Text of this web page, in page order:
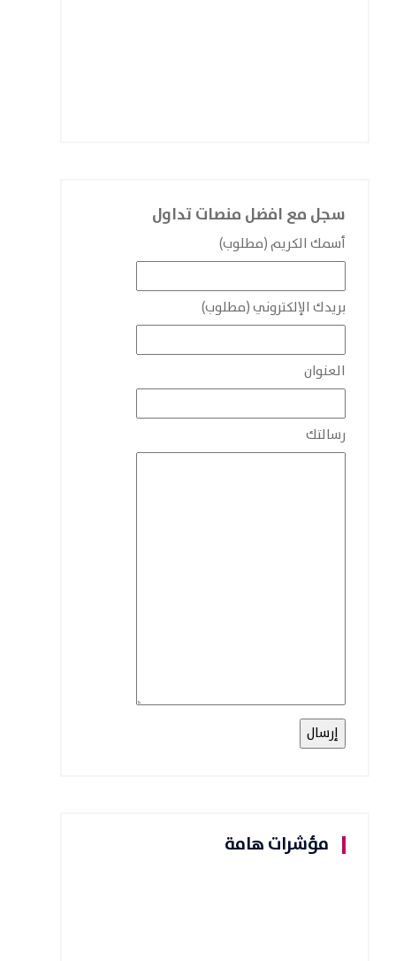
سجل مع افضل منصات تداول
أسمك الكريم (مطلوب)
بريدك الإلكتروني (مطلوب)
العنوان
رسالتك
مؤشرات هامة